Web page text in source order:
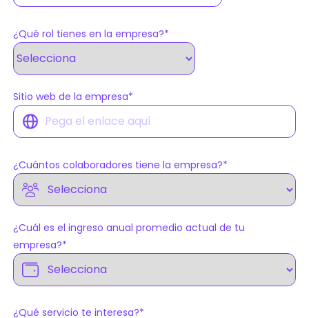
¿Qué rol tienes en la empresa?*
Sitio web de la empresa*
¿Cuántos colaboradores tiene la empresa?*
¿Cuál es el ingreso anual promedio actual de tu
empresa?*
¿Qué servicio te interesa?*